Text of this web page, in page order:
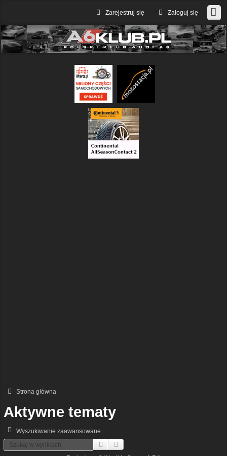
Zaloguj się
Zarejestruj się
Strona główna
Aktywne tematy
Wyszukiwanie zaawansowane
Szukaj